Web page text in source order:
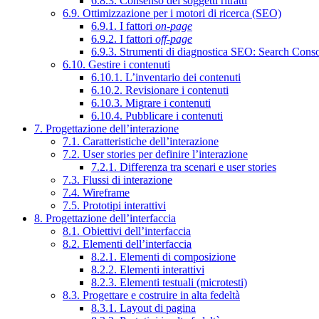
6.9. Ottimizzazione per i motori di ricerca (SEO)
6.9.1. I fattori on-page
6.9.2. I fattori off-page
6.9.3. Strumenti di diagnostica SEO: Search
6.10. Gestire i contenuti
6.10.1. L’inventario dei contenuti
6.10.2. Revisionare i contenuti
6.10.3. Migrare i contenuti
6.10.4. Pubblicare i contenuti
7. Progettazione dell’interazione
7.1. Caratteristiche dell’interazione
7.2. User stories per definire l’interazione
7.2.1. Differenza tra scenari e user stories
7.3. Flussi di interazione
7.4. Wireframe
7.5. Prototipi interattivi
8. Progettazione dell’interfaccia
8.1. Obiettivi dell’interfaccia
8.2. Elementi dell’interfaccia
8.2.1. Elementi di composizione
8.2.2. Elementi interattivi
8.2.3. Elementi testuali (microtesti)
8.3. Progettare e costruire in alta fedeltà
8.3.1. Layout di pagina